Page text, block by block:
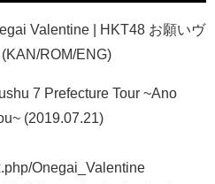
Valentine | HKT48 お願いヴ
ROM/ENG)
7 Prefecture Tour ~Ano
(2019.07.21)
Onegai_Valentine